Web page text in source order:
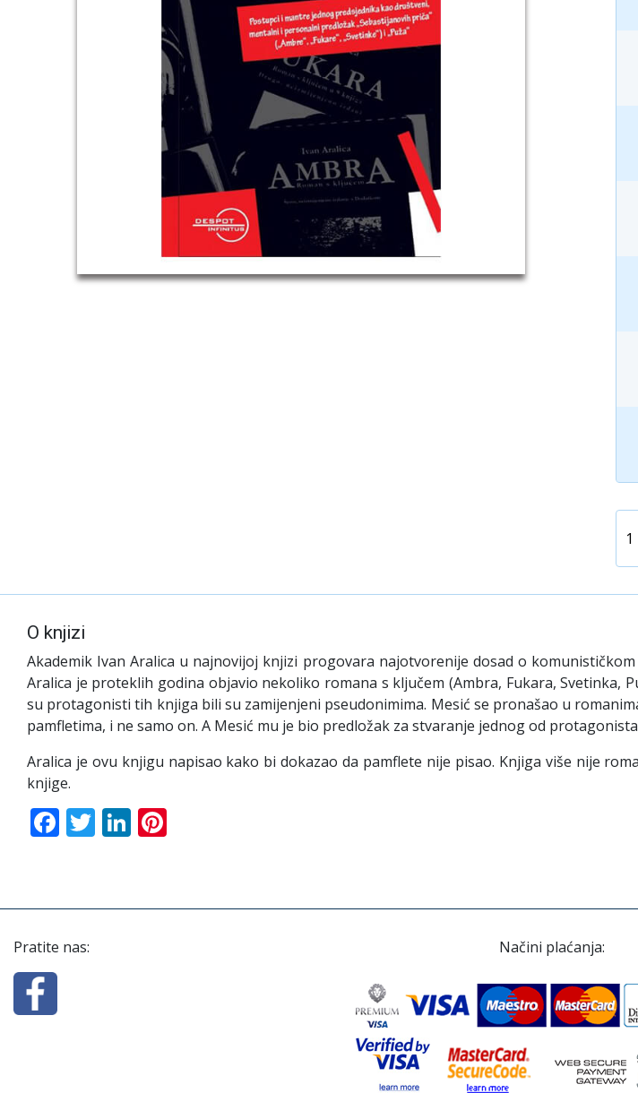
O knjizi
Akademik Ivan Aralica u najnovijoj knjizi progovara najotvorenije dosad o
Aralica je proteklih godina objavio nekoliko romana s ključem (Ambra, Fukara,
su protagonisti tih knjiga bili su zamijenjeni pseudonimima. Mesić se pronašao u
pamfletima, i ne samo on. A Mesić mu je bio predložak za stvaranje jednog od
Aralica je ovu knjigu napisao kako bi dokazao da pamflete nije pisao. Knjiga više nije
knjige.
Facebook
TwitterLinkedIn
Pratite nas: Načini plaćanja: